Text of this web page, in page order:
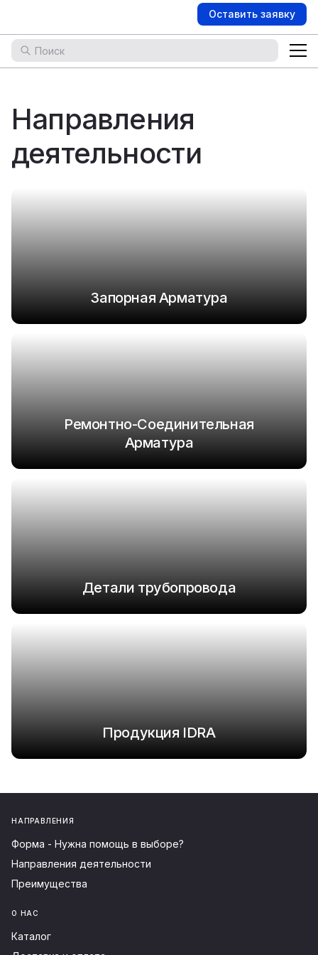
Оставить заявку
Направления
деятельности
Запорная Арматура
Ремонтно-Соединительная
Арматура
Детали трубопровода
Продукция IDRA
НАПРАВЛЕНИЯ
Форма - Нужна помощь в выборе?
Направления деятельности
Преимущества
О НАС
Каталог